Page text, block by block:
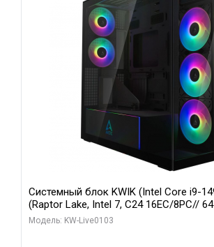
Системный блок KWIK (Intel Core i9-
(Raptor Lake, Intel 7, C24 16EC/8PC//
модуля)/ Afox RTX4090 24GB GDDR6X
Модель: KW-Live0103